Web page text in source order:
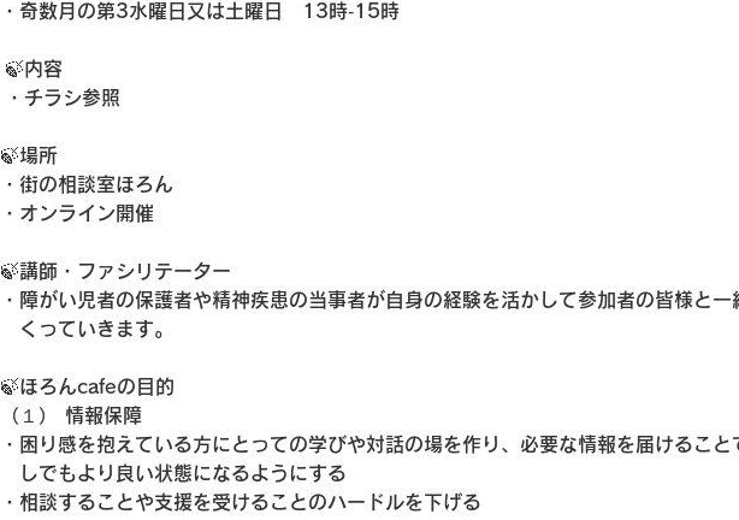
・奇数月の第3水曜日又は土曜日　13時‐15時
🍃内容
・チラシ参照
🍃場所
・街の相談室ほろん
・オンライン開催
🍃講師・ファシリテーター
・障がい児者の保護者や精神疾患の当事者が自身の経験を活かして参加者の皆様と一
くっていきます。
🍃ほろんcafeの目的
（１） 情報保障
・困り感を抱えている方にとっての学びや対話の場を作り、必要な情報を届けること
しでもより良い状態になるようにする
・相談することや支援を受けることのハードルを下げる